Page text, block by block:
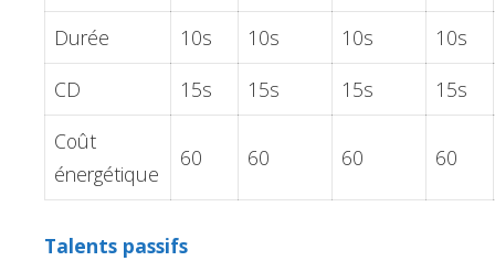
Durée 10s 10s 10s
10s
CD
15s 15s 15s
15s
Coût
énergétique
60 60 60 60
Talents passifs